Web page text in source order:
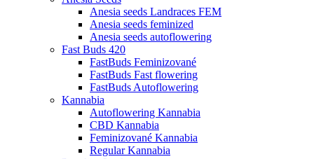
Anesia seeds Landraces FEM
Anesia seeds feminized
Anesia seeds autoflowering
Fast Buds 420
FastBuds Feminizované
FastBuds Fast flowering
FastBuds Autoflowering
Kannabia
Autoflowering Kannabia
CBD Kannabia
Feminizované Kannabia
Regular Kannabia